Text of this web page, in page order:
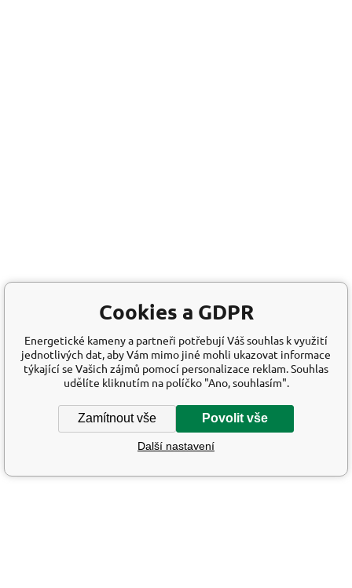
Cookies a GDPR
Energetické kameny a partneři potřebují Váš souhlas k využití
jednotlivých dat, aby Vám mimo jiné mohli ukazovat informace
týkající se Vašich zájmů pomocí personalizace reklam. Souhlas
udělíte kliknutím na políčko "Ano, souhlasím".
Zamítnout vše Povolit vše
Další nastavení